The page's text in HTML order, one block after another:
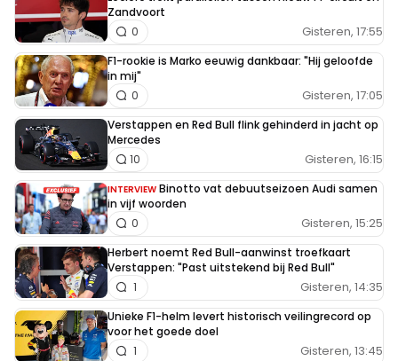
Zandvoort
Gisteren, 17:55
0
F1-rookie is Marko eeuwig dankbaar: "Hij geloofde
in mij"
Gisteren, 17:05
0
Verstappen en Red Bull flink gehinderd in jacht op
Mercedes
Gisteren, 16:15
10
INTERVIEW Binotto vat debuutseizoen Audi samen
in vijf woorden
Gisteren, 15:25
0
Herbert noemt Red Bull-aanwinst troefkaart
Verstappen: "Past uitstekend bij Red Bull"
Gisteren, 14:35
1
Unieke F1-helm levert historisch veilingrecord op
voor het goede doel
Gisteren, 13:45
1